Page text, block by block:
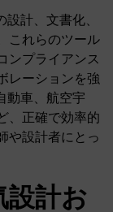
計、文書化、
これらのツール
ンプライアンス
レーションを強
動車、航空宇
、正確で効率的
や設計者にとっ
計お